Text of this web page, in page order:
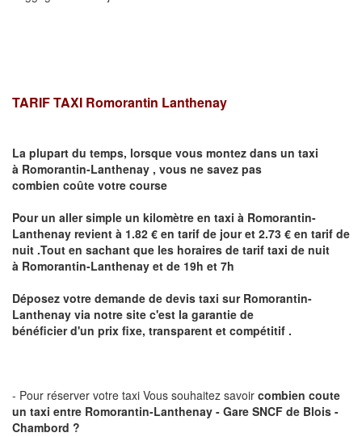
TARIF TAXI Romorantin Lanthenay
La plupart du temps, lorsque vous montez dans un taxi
à Romorantin-Lanthenay , vous ne savez pas
combien coûte votre course
Pour un aller simple un kilomètre en taxi à Romorantin-
Lanthenay revient à 1.82 € en tarif de jour et 2.73 € en tarif de
nuit .Tout en sachant que les horaires de tarif taxi de nuit
à Romorantin-Lanthenay et de 19h et 7h
Déposez votre demande de devis taxi sur Romorantin-
Lanthenay via notre site c'est la garantie de
bénéficier d'un prix fixe, transparent et compétitif .
- Pour réserver votre taxi Vous souhaitez savoir combien coute
un taxi entre Romorantin-Lanthenay - Gare SNCF de Blois -
Chambord ?